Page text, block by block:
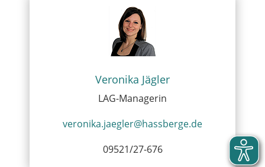
Veronika Jägler
LAG-Managerin
veronika.jaegler@hassberge.de
09521/27-676